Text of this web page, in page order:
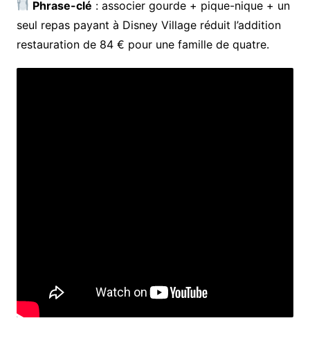
Phrase-clé : associer gourde + pique-nique + un
seul repas payant à Disney Village réduit l’addition
restauration de 84 € pour une famille de quatre.